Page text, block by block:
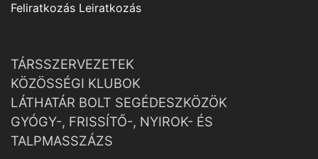
Feliratkozás Leiratkozás
TÁRSSZERVEZETEK
KÖZÖSSÉGI KLUBOK
LÁTHATÁR BOLT SEGÉDESZKÖZÖK
GYÓGY-, FRISSÍTŐ-, NYIROK- ÉS
TALPMASSZÁZS